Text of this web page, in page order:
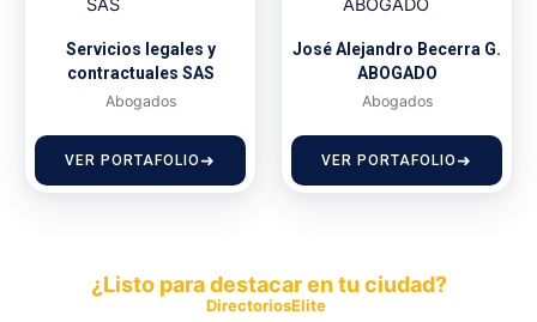
Servicios legales y
contractuales SAS
Abogados
VER PORTAFOLIO
José Alejandro Becerra G.
ABOGADO
Abogados
VER PORTAFOLIO
¿Listo para destacar en tu ciudad?
DirectoriosElite